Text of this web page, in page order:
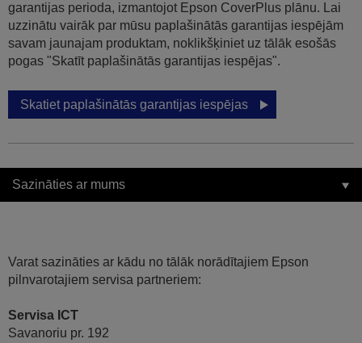
garantijas perioda, izmantojot Epson CoverPlus plānu. Lai
uzzinātu vairāk par mūsu paplašinātās garantijas iespējām
savam jaunajam produktam, noklikšķiniet uz tālāk esošās
pogas "Skatīt paplašinātās garantijas iespējas".
Skatiet paplašinātās garantijas iespējas
Sazināties ar mums
Varat sazināties ar kādu no tālāk norādītajiem Epson
pilnvarotajiem servisa partneriem:
Servisa ICT
Savanoriu pr. 192